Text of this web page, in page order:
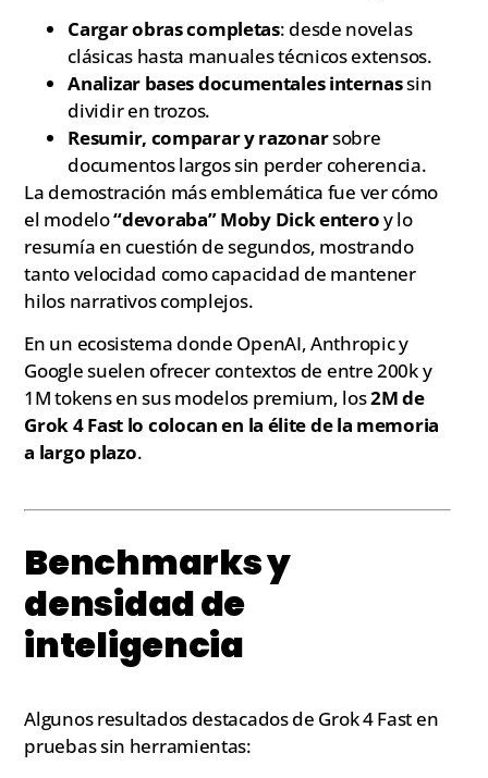
Cargar obras completas: desde novelas
clásicas hasta manuales técnicos extensos.
Analizar bases documentales internassin
dividir en trozos.
Resumir, comparar y razonarsobre
documentos largos sin perder coherencia.
La demostración más emblemática fue ver cómo
el modelo“devoraba” Moby Dick enteroy lo
resumía en cuestión de segundos, mostrando
tanto velocidad como capacidad de mantener
hilos narrativos complejos.
En un ecosistema donde OpenAI, Anthropic y
Google suelen ofrecer contextos de entre 200k y
1M tokens en sus modelos premium, los2M de
Grok 4 Fast lo colocan en la élite de la memoria
a largo plazo.
Benchmarks y
densidad de
inteligencia
Algunos resultados destacados de Grok 4 Fast en
pruebas sin herramientas: